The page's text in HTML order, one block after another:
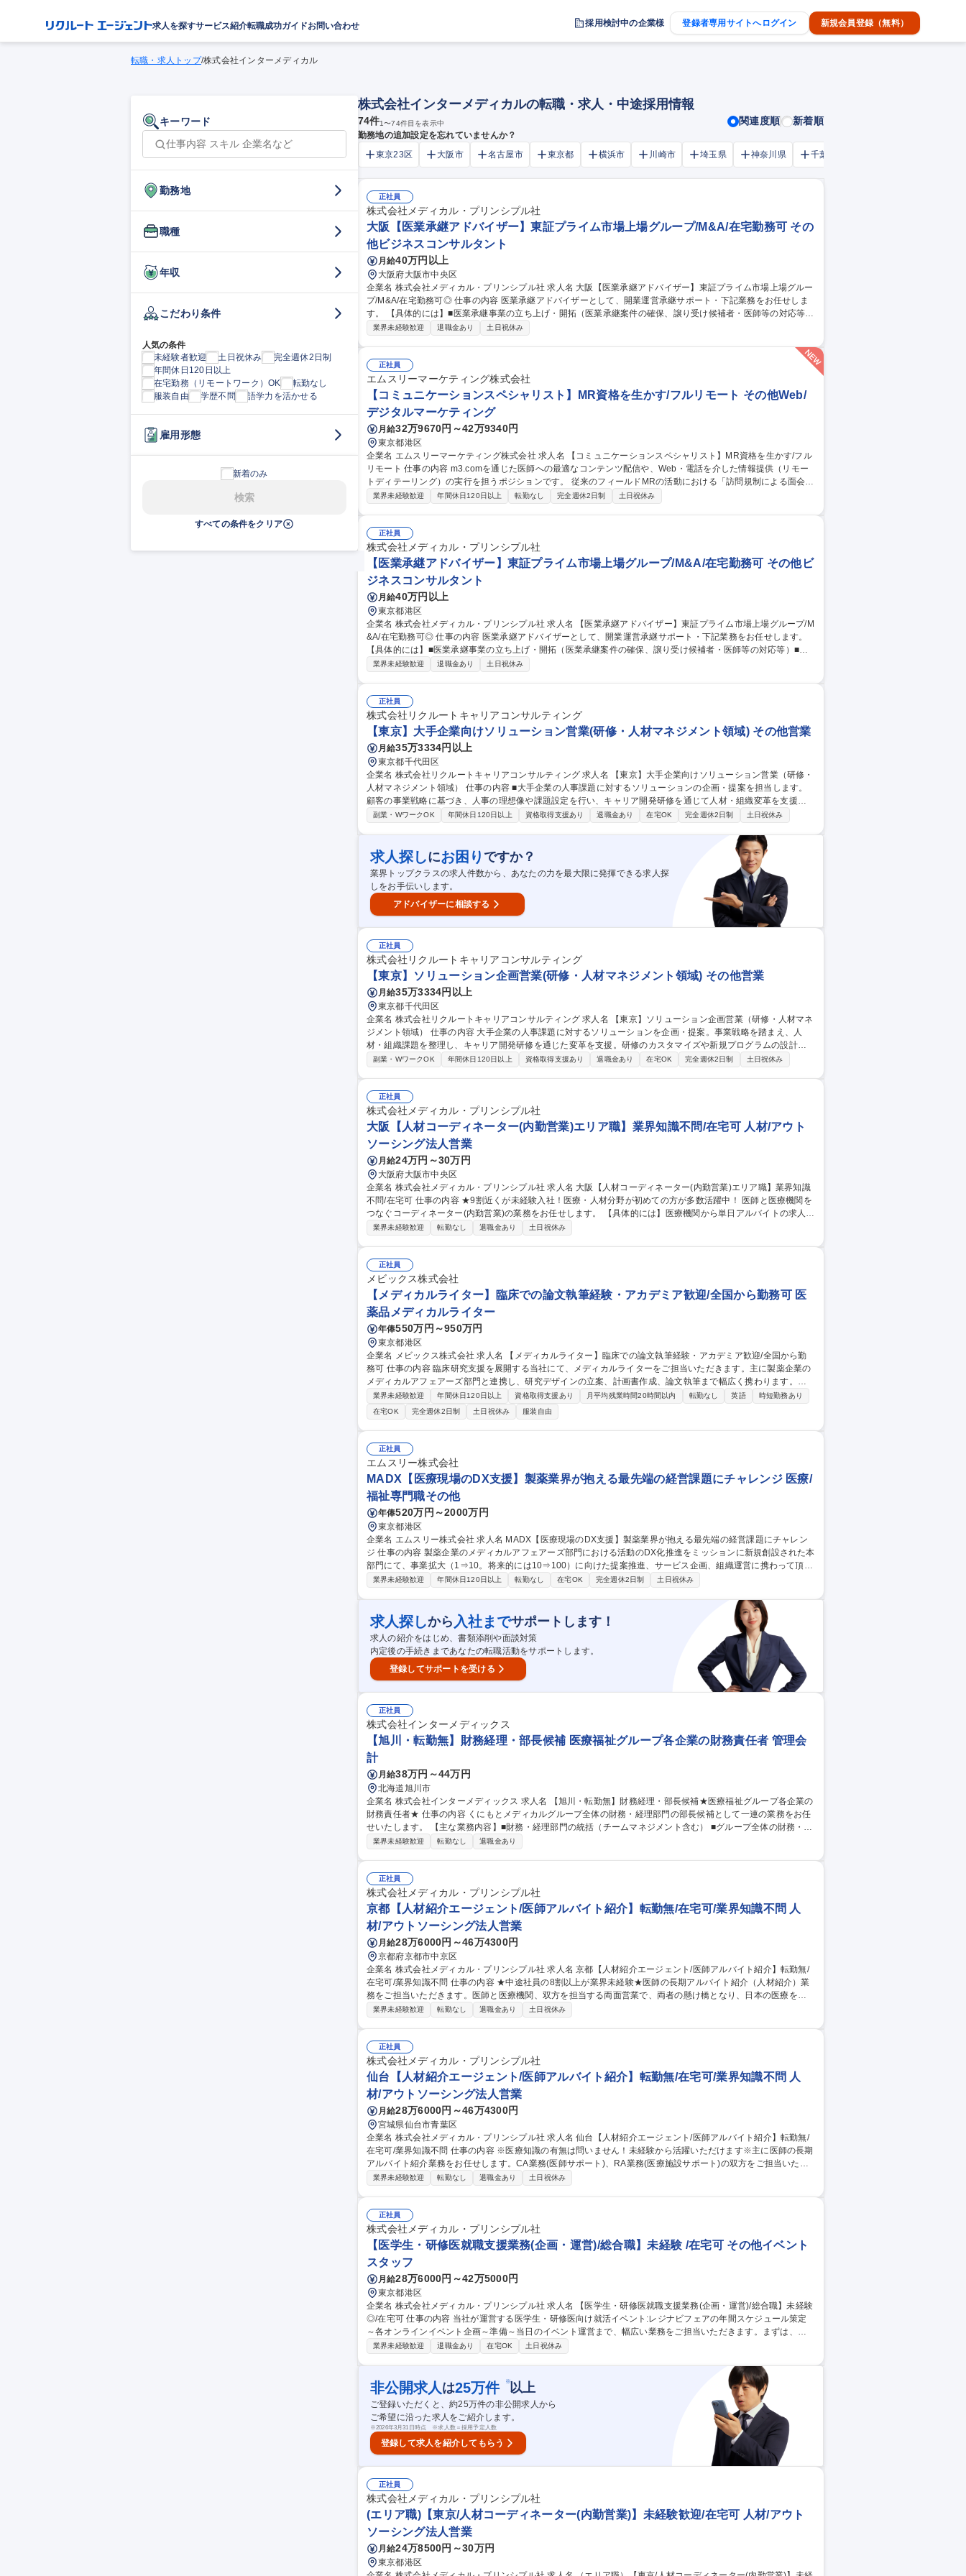
求人を探すサービス紹介転職成功ガイドお問い合わせ 採用検討中の企業様 登録者専用サイトへログイン 新規会員登録（無料）
転職・求人トップ/株式会社インターメディカル
キーワード
勤務地
職種
年収
こだわり条件
人気の条件
未経験者歓迎
土日祝休み
完全週休2日制
年間休日120日以上
在宅勤務（リモートワーク）OK
転勤なし
服装自由
学歴不問 語学力を活かせる
雇用形態
新着のみ
検索
すべての条件をクリア
株式会社インターメディカルの転職・求人・中途採用情報
74件1〜74件目を表示中 関連度順 新着順
勤務地の追加設定を忘れていませんか？
東京23区
大阪市 名古屋市 東京都 横浜市 川崎市 埼玉県 神奈川県 千葉市
正社員
株式会社メディカル・プリンシプル社
大阪【医業承継アドバイザー】東証プライム市場上場グループ/M&A/在宅勤務可 その
他ビジネスコンサルタント
月給40万円以上
大阪府大阪市中央区
企業名 株式会社メディカル・プリンシプル社 求人名 大阪【医業承継アドバイザー】東証プライム市場上場グルー
プ/M&A/在宅勤務可◎ 仕事の内容 医業承継アドバイザーとして、開業運営承継サポート・下記業務をお任せしま
す。 【具体的には】■医業承継事業の立ち上げ・開拓（医業承継案件の確保、譲り受け候補者・医師等の対応等）
■譲り渡し・譲り受け双方のニーズヒアリングとマッチング■財務・事業デューデリジェンスの実施支援■承継スキ
上場グループ/M&A/在宅勤務可◎
業界未経験歓迎 退職金あり 土日祝休み
正社員
エムスリーマーケティング株式会社
【コミュニケーションスペシャリスト】MR資格を生かす/フルリモート その他Web/
デジタルマーケティング
月給32万9670円～42万9340円
東京都港区
企業名 エムスリーマーケティング株式会社 求人名 【コミュニケーションスペシャリスト】MR資格を生かす/フル
リモート 仕事の内容 m3.comを通じた医師への最適なコンテンツ配信や、Web・電話を介した情報提供（リモー
トディテーリング）の実行を担うポジションです。 従来のフィールドMRの活動における「訪問規制による面会困
難」や「移動時間による効率低下」といった課題に対して、日本中の医師の約9割がアクティブに利用するプラッ
ペシャリスト】MR資格を生かす/フルリモート
業界未経験歓迎 年間休日120日以上 転勤なし 完全週休2日制 土日祝休み
正社員
株式会社メディカル・プリンシプル社
【医業承継アドバイザー】東証プライム市場上場グループ/M&A/在宅勤務可 その他ビ
ジネスコンサルタント
月給40万円以上
東京都港区
企業名 株式会社メディカル・プリンシプル社 求人名 【医業承継アドバイザー】東証プライム市場上場グループ/M
&A/在宅勤務可◎ 仕事の内容 医業承継アドバイザーとして、開業運営承継サポート・下記業務をお任せします。
【具体的には】■医業承継事業の立ち上げ・開拓（医業承継案件の確保、譲り受け候補者・医師等の対応等）■譲
り渡し・譲り受け双方のニーズヒアリングとマッチング■財務・事業デューデリジェンスの実施支援■承継スキー
ループ/M&A/在宅勤務可◎
業界未経験歓迎 退職金あり 土日祝休み
正社員
株式会社リクルートキャリアコンサルティング
【東京】大手企業向けソリューション営業(研修・人材マネジメント領域) その他営業
月給35万3334円以上
東京都千代田区
企業名 株式会社リクルートキャリアコンサルティング 求人名 【東京】大手企業向けソリューション営業（研修・
人材マネジメント領域） 仕事の内容 ■大手企業の人事課題に対するソリューションの企画・提案を担当します。
顧客の事業戦略に基づき、人事の理想像や課題設定を行い、キャリア開発研修を通じて人材・組織変革を支援し
ます。 ■大手企業の持続的な事業成長に向けて、人材の活性化を目指し、企業人事と理想の姿を描き、課題の合意
メントなど複数のソリューションを組み合わせて最適な提案を行います。 ■開発担当と連携し、顧客課題に応じた
研修のカスタマイズや新たなプログラム設計にも関与します。 募集職種 【東京】大手企業向けソリューション営
業（研修・人材マネジメント領域）
副業・WワークOK 年間休日120日以上 資格取得支援あり 退職金あり 在宅OK 完全週休2日制 土日祝休み
求人探しにお困り ですか？
業界トップクラスの求人件数から、あなたの力を最大限に発揮できる求人探
しをお手伝いします。
アドバイザーに相談する
正社員
株式会社リクルートキャリアコンサルティング
【東京】ソリューション企画営業(研修・人材マネジメント領域) その他営業
月給35万3334円以上
東京都千代田区
企業名 株式会社リクルートキャリアコンサルティング 求人名 【東京】ソリューション企画営業（研修・人材マネ
ジメント領域） 仕事の内容 大手企業の人事課題に対するソリューションを企画・提案。事業戦略を踏まえ、人
材・組織課題を整理し、キャリア開発研修を通じた変革を支援。研修のカスタマイズや新規プログラムの設計に
も携わります。 ■大手企業の人事部長や担当者とともに人材活性化に向けた目指す姿を描き、組織・人材課題を整
施、振り返りまで一貫して課題解決を伴走、支援します。担当するのは幅広い業界の大手既存顧客になります。
募集職種 【東京】ソリューション企画営業（研修・人材マネジメント領域）
副業・WワークOK 年間休日120日以上 資格取得支援あり 退職金あり 在宅OK 完全週休2日制 土日祝休み
正社員
株式会社メディカル・プリンシプル社
大阪【人材コーディネーター(内勤営業)エリア職】業界知識不問/在宅可 人材/アウト
ソーシング法人営業
月給24万円～30万円
大阪府大阪市中央区
企業名 株式会社メディカル・プリンシプル社 求人名 大阪【人材コーディネーター(内勤営業)エリア職】業界知識
不問/在宅可 仕事の内容 ★9割近くが未経験入社！医療・人材分野が初めての方が多数活躍中！ 医師と医療機関を
つなぐコーディネーター(内勤営業)の業務をお任せします。 【具体的には】医療機関から単日アルバイトの求人を
お預かりし、登録ドクターにお仕事を紹介するお仕事。■医療機関への募集状況の確認■求人募集入力■医療機関へ
大阪【人材コーディネーター(内勤営業)エリア職】業界知識不問/在宅可
業界未経験歓迎 転勤なし 退職金あり 土日祝休み
正社員
メビックス株式会社
【メディカルライター】臨床での論文執筆経験・アカデミア歓迎/全国から勤務可 医
薬品メディカルライター
年俸550万円～950万円
東京都港区
企業名 メビックス株式会社 求人名 【メディカルライター】臨床での論文執筆経験・アカデミア歓迎/全国から勤
務可 仕事の内容 臨床研究支援を展開する当社にて、メディカルライターをご担当いただきます。主に製薬企業の
メディカルアフェアーズ部門と連携し、研究デザインの立案、計画書作成、論文執筆まで幅広く携わります。
【業務の詳細】■臨床研究のデザイン～研究計画作成支援 ■データベース研究のデザイン～研究計画作成支援 ■臨
床研究の研究計画書/同意説明文書（関連文書を含む）／総括報告書の作成及びレビュー対応、品質管理 ■KOL/研
究会/製薬企業との研究要件定義、スケジュール調整 ■社内各部門（モニタリング/データ管理/統計解析等）との連
携 ■メディカルアフェアーズ部門への戦略的な提案、専門的助言 募集職種 【メディカルライター】臨床での論文
執筆経験・アカデミア歓迎/全国から勤務可
業界未経験歓迎 年間休日120日以上 資格取得支援あり 月平均残業時間20時間以内 転勤なし 英語
時短勤務あり
在宅OK
完全週休2日制 土日祝休み 服装自由
正社員
エムスリー株式会社
MADX【医療現場のDX支援】製薬業界が抱える最先端の経営課題にチャレンジ 医療/
福祉専門職その他
年俸520万円～2000万円
東京都港区
企業名 エムスリー株式会社 求人名 MADX【医療現場のDX支援】製薬業界が抱える最先端の経営課題にチャレン
ジ 仕事の内容 製薬企業のメディカルアフェアーズ部門における活動のDX化推進をミッションに新規創設された本
部門にて、事業拡大（1⇒10。将来的には10⇒100）に向けた提案推進、サービス企画、組織運営に携わって頂き
ます。 【業務詳細】■提案推進：製薬企業のメディカルアフェアーズ向けDX支援サービス（オンライン情報提供
る顧客FBをベースに、更なるサービスの高付加価値化を推進（エンジニアとの機能開発、顧客への導入・展開
等）■組織運営：グループの拡大に向けたテーマ推進（例：育成や、事業詳細モニタリングの仕組み作り） 募集職
種 MADX【医療現場のDX支援】製薬業界が抱える最先端の経営課題にチャレンジ
業界未経験歓迎 年間休日120日以上 転勤なし 在宅OK 完全週休2日制 土日祝休み
求人探しから 入社までサポートします！
求人の紹介をはじめ、書類添削や面談対策
内定後の手続きまであなたの転職活動をサポートします。
登録してサポートを受ける
正社員
株式会社インターメディックス
【旭川・転勤無】財務経理・部長候補 医療福祉グループ各企業の財務責任者 管理会
計
月給38万円～44万円
北海道旭川市
企業名 株式会社インターメディックス 求人名 【旭川・転勤無】財務経理・部長候補★医療福祉グループ各企業の
財務責任者★ 仕事の内容 くにもとメディカルグループ全体の財務・経理部門の部長候補として一連の業務をお任
せいたします。 【主な業務内容】■財務・経理部門の統括（チームマネジメント含む） ■グループ全体の財務・経
理戦略の策定・推進■予算策定、予実管理、経営層へのレポーティング■業務プロセスの標準化・効率化推進■金融
業界未経験歓迎 転勤なし 退職金あり
正社員
株式会社メディカル・プリンシプル社
京都【人材紹介エージェント/医師アルバイト紹介】転勤無/在宅可/業界知識不問 人
材/アウトソーシング法人営業
月給28万6000円～46万4300円
京都府京都市中京区
企業名 株式会社メディカル・プリンシプル社 求人名 京都【人材紹介エージェント/医師アルバイト紹介】転勤無/
在宅可/業界知識不問 仕事の内容 ★中途社員の8割以上が業界未経験★医師の長期アルバイト紹介（人材紹介）業
務をご担当いただきます。医師と医療機関、双方を担当する両面営業で、両者の懸け橋となり、日本の医療を支
える仕事です。 【詳細】■医師の希望条件ヒアリング・求職ニーズ獲得■医療機関の採用コンサルティング・求人
業界知識不問
業界未経験歓迎 転勤なし 退職金あり 土日祝休み
正社員
株式会社メディカル・プリンシプル社
仙台【人材紹介エージェント/医師アルバイト紹介】転勤無/在宅可/業界知識不問 人
材/アウトソーシング法人営業
月給28万6000円～46万4300円
宮城県仙台市青葉区
企業名 株式会社メディカル・プリンシプル社 求人名 仙台【人材紹介エージェント/医師アルバイト紹介】転勤無/
在宅可/業界知識不問 仕事の内容 ※医療知識の有無は問いません！未経験から活躍いただけます※主に医師の長期
アルバイト紹介業務をお任せします。CA業務(医師サポート)、RA業務(医療施設サポート)の双方をご担当いただ
きます。 医師、医療機関の希望を的確にヒアリングし、その条件にあった提案(マッチング)を対面・web面談、電
医療機関の紹介後フォロー、新規ニーズ開拓■医師のライフサポート■医療機関の新規求人開拓 募集職種 仙台【人
材紹介エージェント/医師アルバイト紹介】転勤無/在宅可/業界知識不問
業界未経験歓迎 転勤なし 退職金あり 土日祝休み
正社員
株式会社メディカル・プリンシプル社
【医学生・研修医就職支援業務(企画・運営)/総合職】未経験 /在宅可 その他イベント
スタッフ
月給28万6000円～42万5000円
東京都港区
企業名 株式会社メディカル・プリンシプル社 求人名 【医学生・研修医就職支援業務(企画・運営)/総合職】未経験
◎/在宅可 仕事の内容 当社が運営する医学生・研修医向け就活イベント:レジナビフェアの年間スケジュール策定
～各オンラインイベント企画～準備～当日のイベント運営まで、幅広い業務をご担当いただきます。まずは、医
学生のデータ管理 や業務のサポートから業務を覚えていただき、1年後には業務全体で活躍できるよう目指してい
ナビフェアの企画、運営■セミナー等の企画立案、運営■参加医学生、参加研修医向けキャンペーン等の企画立
案、実行■データ集計・分析■運営の効率化■出展病院や出展自治体の申込管理■参加医学生や参加研修医の申込管
理 募集職種 【医学生・研修医就職支援業務(企画・運営)/総合職】未経験◎/在宅可
業界未経験歓迎 退職金あり 在宅OK 土日祝休み
非公開求人 は25万件 ※以上
ご登録いただくと、約25万件の非公開求人から
ご希望に沿った求人をご紹介します。
※2026年3月31日時点 ※求人数＝採用予定人数
登録して求人を紹介してもらう
正社員
株式会社メディカル・プリンシプル社
(エリア職)【東京/人材コーディネーター(内勤営業)】未経験歓迎/在宅可 人材/アウト
ソーシング法人営業
月給24万8500円～30万円
東京都港区